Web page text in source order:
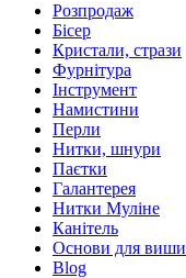
Розпродаж
Бісер
Кристали, стрази
Фурнітура
Інструмент
Намистини
Перли
Нитки, шнури
Паєтки
Галантерея
Нитки Муліне
Канітель
Основи для
Blog